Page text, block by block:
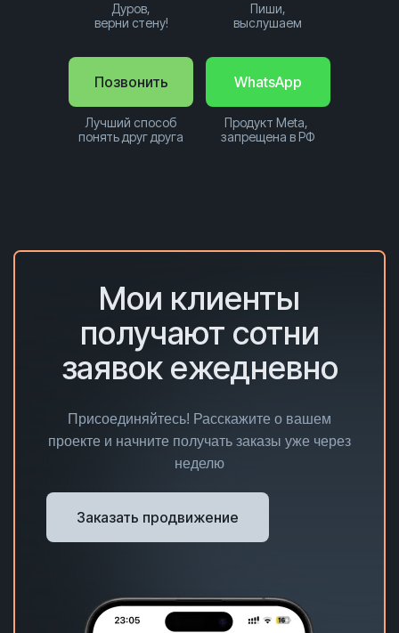
Позвонить
Лучший способ
понять друг друга
WhatsApp
Продукт Meta,
запрещена в РФ
Дуров,
верни стену!
Пиши,
выслушаем
Мои клиенты
получают сотни
заявок ежедневно
Присоединяйтесь! Расскажите о вашем
проекте и начните получать заказы уже через
неделю
Заказать продвижение